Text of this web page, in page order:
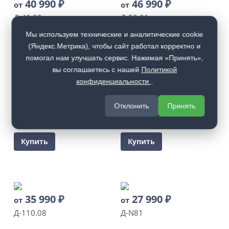
от 40 990₽
Д-40.02
Купить
от 46 990₽
Д-50.01
Купить
Купить
36 990 ₽
Д-60.14
Купить
от 35 990₽
Д-110.08
от 27 990₽
Д-N81
Мы используем технические и аналитические cookie
(Яндекс.Метрика), чтобы сайт работал корректно и
помогал нам улучшать сервис. Нажимая «Принять»,
вы соглашаетесь с нашей Политикой
конфиденциальности
Отклонить Принять